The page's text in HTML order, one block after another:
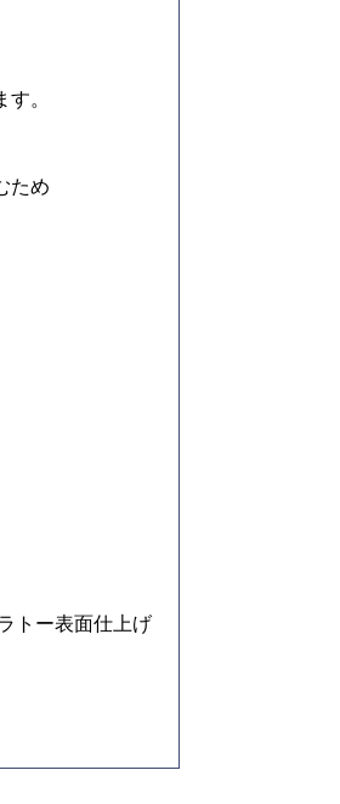
。
ため
トー表面仕上げ